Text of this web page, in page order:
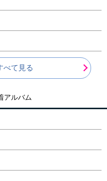
べて見る
アルバム